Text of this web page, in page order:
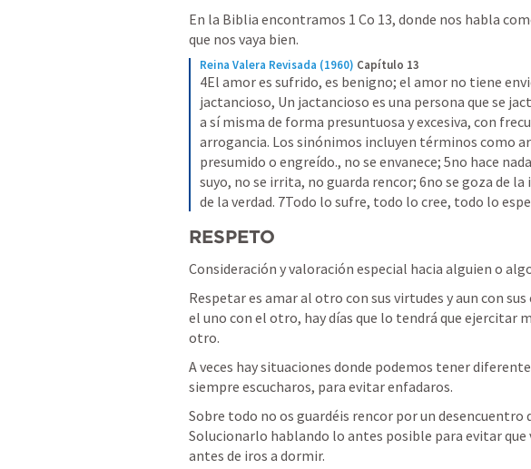
En la Biblia encontramos 1 Co 13, donde nos habla
que nos vaya bien.
Reina Valera Revisada (1960) Capítulo 13
4El amor es sufrido, es benigno; el amor no tiene
jactancioso, Un jactancioso es una persona que se
a sí misma de forma presuntuosa y excesiva, con
arrogancia. Los sinónimos incluyen términos como
presumido o engreído., no se envanece; 5no hace
suyo, no se irrita, no guarda rencor; 6no se goza de
de la verdad. 7Todo lo sufre, todo lo cree, todo lo
RESPETO
Consideración y valoración especial hacia alguien o
Respetar es amar al otro con sus virtudes y aun con
el uno con el otro, hay días que lo tendrá que ejercitar
otro.
A veces hay situaciones donde podemos tener
siempre escucharos, para evitar enfadaros.
Sobre todo no os guardéis rencor por un desencuentro
Solucionarlo hablando lo antes posible para evitar que
antes de iros a dormir.